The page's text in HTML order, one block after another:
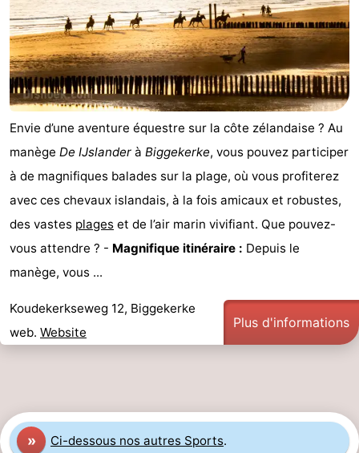
en
Duin
minutes
Plages
Voir
et
faire
Lieux
d'intérêt
-
Musées
-
Galeries
Monuments
-
Points
Attractions
de
Aires
-
Envie d’une aventure équestre sur la côte zélandaise ? Au
manège De IJslander à Biggekerke, vous pouvez participer
à de magnifiques balades sur la plage, où vous profiterez
avec ces chevaux islandais, à la fois amicaux et robustes,
des vastes plages et de l’air marin vivifiant. Que pouvez-
vous attendre ? - Magnifique itinéraire : Depuis le
manège, vous ...
Koudekerkseweg 12, Biggekerke
web. Website
Plus d'informations
» Ci-dessous nos autres Sports.